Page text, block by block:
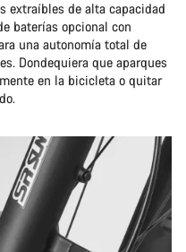
extraíbles de alta capacidad
baterías opcional con
una autonomía total de
Dondequiera que aparques
en la bicicleta o quitar